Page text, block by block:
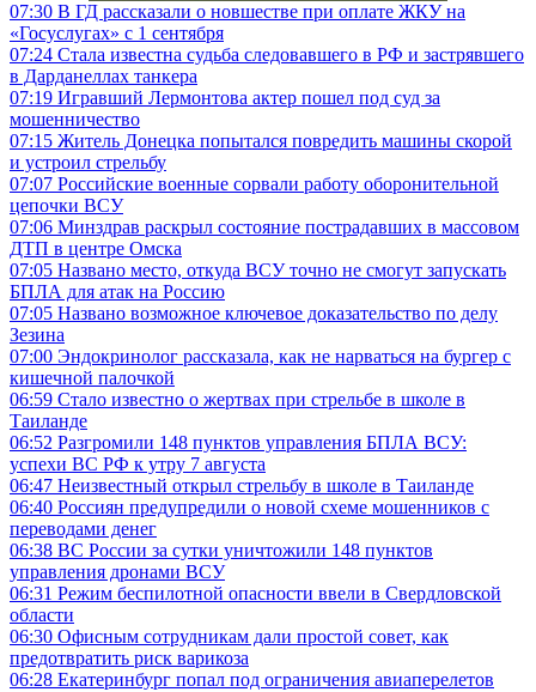
07:30 В ГД рассказали о новшестве при оплате ЖКУ на
«Госуслугах» с 1 сентября
07:24 Стала известна судьба следовавшего в РФ и застрявшего
в Дарданеллах танкера
07:19 Игравший Лермонтова актер пошел под суд за
мошенничество
07:15 Житель Донецка попытался повредить машины скорой
и устроил стрельбу
07:07 Российские военные сорвали работу оборонительной
цепочки ВСУ
07:06 Минздрав раскрыл состояние пострадавших в массовом
ДТП в центре Омска
07:05 Названо место, откуда ВСУ точно не смогут запускать
БПЛА для атак на Россию
07:05 Названо возможное ключевое доказательство по делу
Зезина
07:00 Эндокринолог рассказала, как не нарваться на бургер с
кишечной палочкой
06:59 Стало известно о жертвах при стрельбе в школе в
Таиланде
06:52 Разгромили 148 пунктов управления БПЛА ВСУ:
успехи ВС РФ к утру 7 августа
06:47 Неизвестный открыл стрельбу в школе в Таиланде
06:40 Россиян предупредили о новой схеме мошенников с
переводами денег
06:38 ВС России за сутки уничтожили 148 пунктов
управления дронами ВСУ
06:31 Режим беспилотной опасности ввели в Свердловской
области
06:30 Офисным сотрудникам дали простой совет, как
предотвратить риск варикоза
06:28 Екатеринбург попал под ограничения авиаперелетов